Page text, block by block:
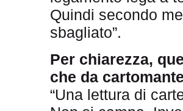
Quindi secondo
sbagliato”.
Per chiarezza,
che da
“Una lettura di